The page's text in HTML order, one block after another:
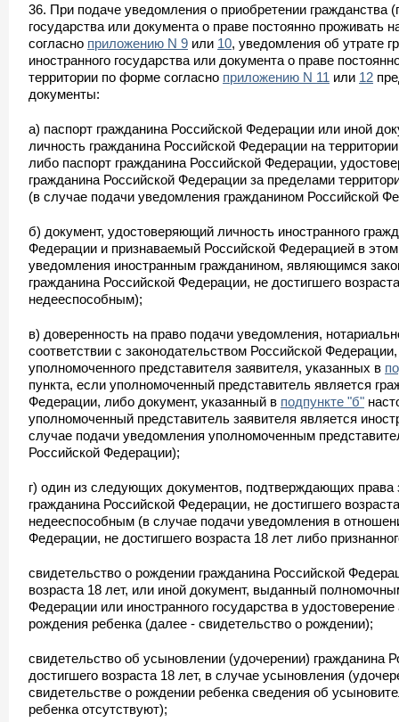
36. При подаче уведомления о приобретении гражданства
государства или документа о праве постоянно проживать
согласно приложению N 9 или 10, уведомления об утрате
иностранного государства или документа о праве
территории по форме согласно приложению N 11 или 12
документы:
а) паспорт гражданина Российской Федерации или иной
личность гражданина Российской Федерации на
либо паспорт гражданина Российской Федерации,
гражданина Российской Федерации за пределами
(в случае подачи уведомления гражданином Российской
б) документ, удостоверяющий личность иностранного
Федерации и признаваемый Российской Федерацией в
уведомления иностранным гражданином, являющимся
гражданина Российской Федерации, не достигшего
недееспособным);
в) доверенность на право подачи уведомления,
соответствии с законодательством Российской
уполномоченного представителя заявителя, указанных в
пункта, если уполномоченный представитель является
Федерации, либо документ, указанный в подпункте "б"
уполномоченный представитель заявителя является
случае подачи уведомления уполномоченным
Российской Федерации);
г) один из следующих документов, подтверждающих права
гражданина Российской Федерации, не достигшего
недееспособным (в случае подачи уведомления в
Федерации, не достигшего возраста 18 лет либо
свидетельство о рождении гражданина Российской
возраста 18 лет, или иной документ, выданный
Федерации или иностранного государства в удостоверение
рождения ребенка (далее - свидетельство о рождении);
свидетельство об усыновлении (удочерении) гражданина
достигшего возраста 18 лет, в случае усыновления
свидетельстве о рождении ребенка сведения об
ребенка отсутствуют);